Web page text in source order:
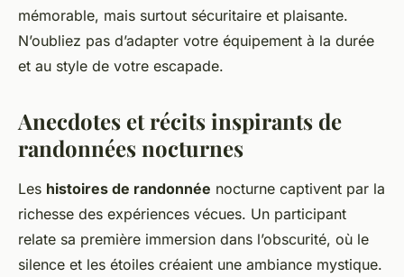
mémorable, mais surtout sécuritaire et plaisante.
N’oubliez pas d’adapter votre équipement à la durée
et au style de votre escapade.
Anecdotes et récits inspirants de
randonnées nocturnes
Les histoires de randonnée nocturne captivent par la
richesse des expériences vécues. Un participant
relate sa première immersion dans l’obscurité, où le
silence et les étoiles créaient une ambiance mystique.